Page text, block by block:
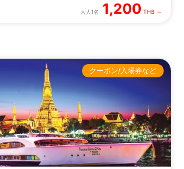
大人1名 1,200 THB ～
クーポン/入場券など